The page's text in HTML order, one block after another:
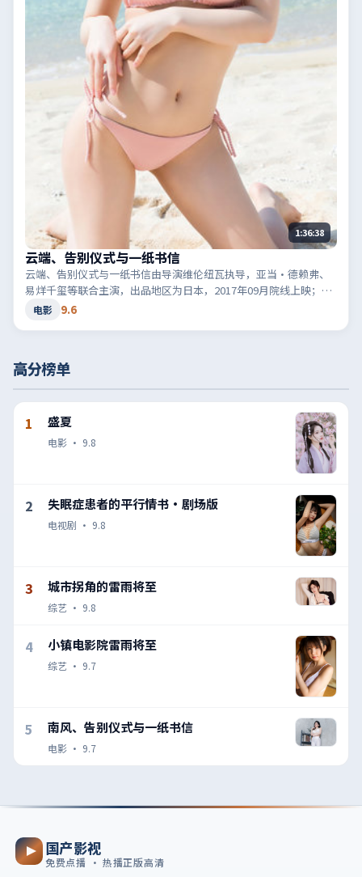
1:36:38
云端、告别仪式与一纸书信
云端、告别仪式与一纸书信由导演维伦纽瓦执导，亚当·德赖弗、
易烊千玺等联合主演，出品地区为日本，2017年09月院线上映；类
型定位为电影·喜剧，轻快节奏与生活化笑点。适合检索「日本喜
电影 9.6
高分榜单
1 盛夏
电影 · 9.8
2 失眠症患者的平行情书·剧场版
电视剧 · 9.8
3 城市拐角的雷雨将至
综艺 · 9.8
4 小镇电影院雷雨将至
综艺 · 9.7
5 南风、告别仪式与一纸书信
电影 · 9.7
国产影视
免费点播 · 热播正版高清